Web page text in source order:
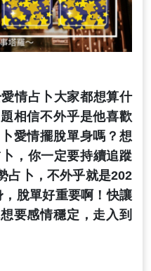
情占卜大家都想算什
相信不外乎是他喜歡
愛情擺脫單身嗎？想
，你一定要持續追蹤
占卜，不外乎就是202
脫單好重要啊！快讓
要感情穩定，走入到